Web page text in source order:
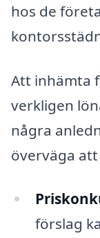
hos de
Att inhämta
verkligen
några
överväga
förslag